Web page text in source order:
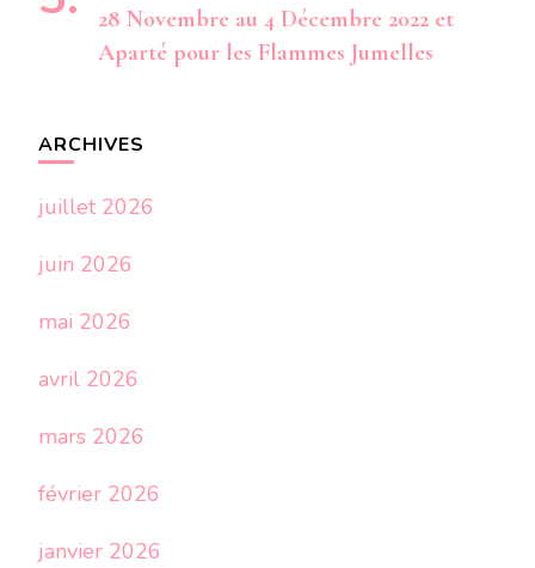
28 Novembre au 4 Décembre 2022 et
Aparté pour les Flammes Jumelles
ARCHIVES
juillet 2026
juin 2026
mai 2026
avril 2026
mars 2026
février 2026
janvier 2026